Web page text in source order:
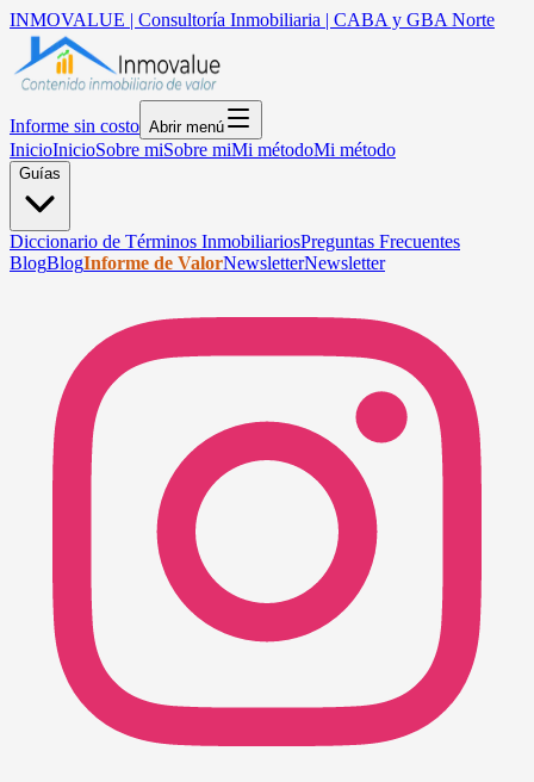
INMOVALUE | Consultoría Inmobiliaria | CABA y GBA Norte
Informe sin costo Abrir menú
InicioInicioSobre miSobre miMi métodoMi método
Guías
Diccionario de Términos InmobiliariosPreguntas Frecuentes
BlogBlogInforme de ValorNewsletterNewsletter